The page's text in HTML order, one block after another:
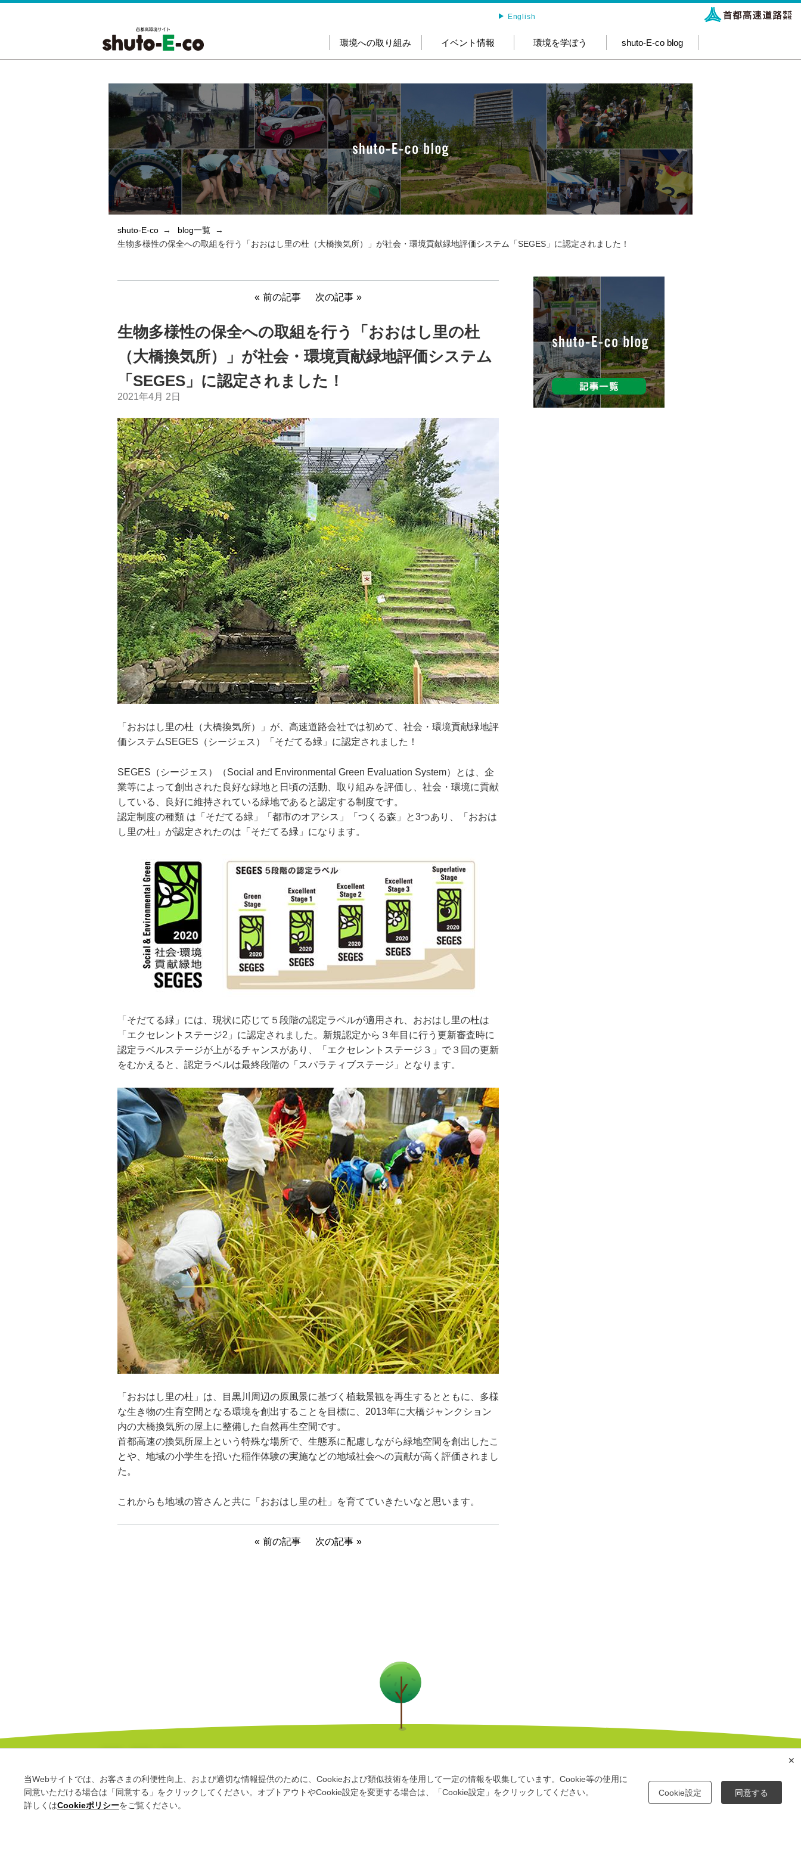
English
環境への取り組み イベント情報 環境を学ぼう shuto-E-co blog
shuto-E-co
blog一覧
生物多様性の保全への取組を行う「おおはし里の杜（大橋換気所）」が社会・環境貢献緑地評価システム「SEGES」に認定されました！
前の記事 次の記事
生物多様性の保全への取組を行う「おおはし里の杜
（大橋換気所）」が社会・環境貢献緑地評価システム
「SEGES」に認定されました！
2021年4月 2日
「おおはし里の杜（大橋換気所）」が、高速道路会社では初めて、社会・環境貢献緑地評
価システムSEGES（シージェス）「そだてる緑」に認定されました！
SEGES（シージェス）（Social and Environmental Green Evaluation System）とは、企
業等によって創出された良好な緑地と日頃の活動、取り組みを評価し、社会・環境に貢献
している、良好に維持されている緑地であると認定する制度です。
認定制度の種類 は「そだてる緑」「都市のオアシス」「つくる森」と3つあり、「おおは
し里の杜」が認定されたのは「そだてる緑」になります。
「そだてる緑」には、現状に応じて５段階の認定ラベルが適用され、おおはし里の杜は
「エクセレントステージ2」に認定されました。新規認定から３年目に行う更新審査時に
認定ラベルステージが上がるチャンスがあり、「エクセレントステージ３」で３回の更新
をむかえると、認定ラベルは最終段階の「スパラティブステージ」となります。
「おおはし里の杜」は、目黒川周辺の原風景に基づく植栽景観を再生するとともに、多様
な生き物の生育空間となる環境を創出することを目標に、2013年に大橋ジャンクション
内の大橋換気所の屋上に整備した自然再生空間です。
首都高速の換気所屋上という特殊な場所で、生態系に配慮しながら緑地空間を創出したこ
とや、地域の小学生を招いた稲作体験の実施などの地域社会への貢献が高く評価されまし
た。
これからも地域の皆さんと共に「おおはし里の杜」を育てていきたいなと思います。
前の記事 次の記事
当Webサイトでは、お客さまの利便性向上、および適切な情報提供のために、Cookieおよび類似技術を使用して一定の情報を収集しています。Cookie等の使用に
同意いただける場合は「同意する」をクリックしてください。オプトアウトやCookie設定を変更する場合は、「Cookie設定」をクリックしてください。
詳しくはCookieポリシーをご覧ください。
Cookie設定 同意する
✕